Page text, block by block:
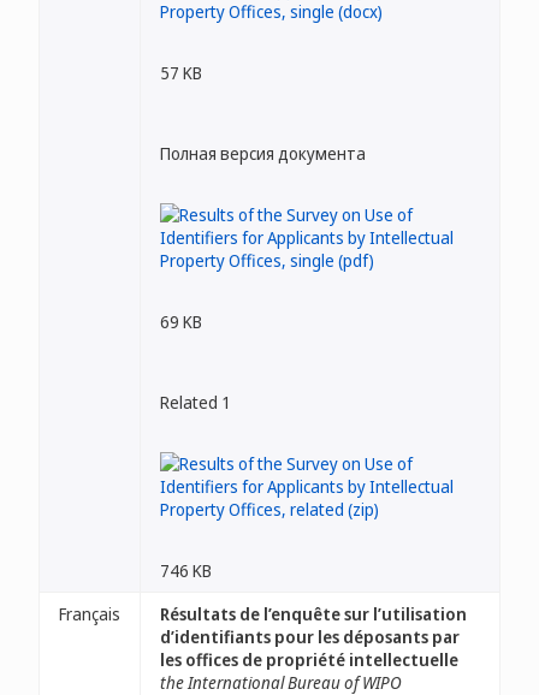
57 KB
Полная версия документа
69 KB
Related 1
746 KB
Français
Résultats de l’enquête sur l’utilisation
d’identifiants pour les déposants par
les offices de propriété intellectuelle
the International Bureau of WIPO